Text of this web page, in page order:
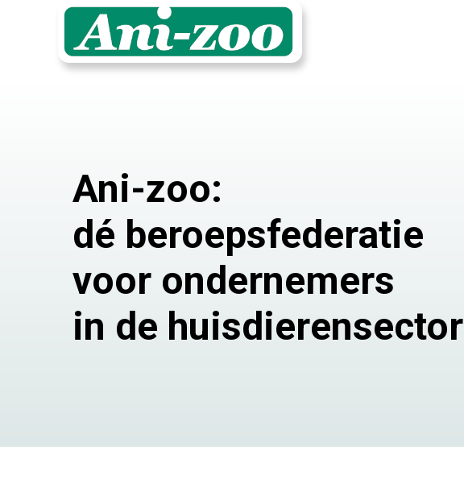
Ani-zoo:
dé beroepsfederatie
voor ondernemers
in de huisdierensector